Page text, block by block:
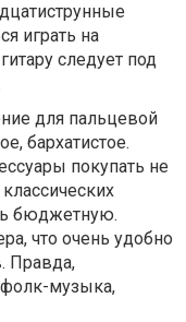
играть на
следует под
для пальцевой
бархатистое.
покупать не
бюджетную.
что очень удобно
Правда,
фолк-музыка,